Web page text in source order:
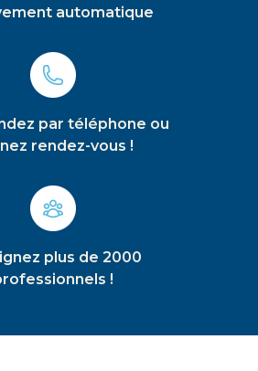
automatique
par téléphone ou
rendez-vous !
plus de 2000
!